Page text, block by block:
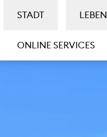
STADT LEBEN
ONLINE SERVICES